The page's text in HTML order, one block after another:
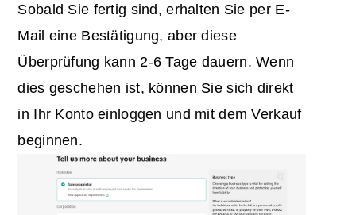
Sobald Sie fertig sind, erhalten Sie per E-
Mail eine Bestätigung, aber diese
Überprüfung kann 2-6 Tage dauern. Wenn
dies geschehen ist, können Sie sich direkt
in Ihr Konto einloggen und mit dem Verkauf
beginnen.